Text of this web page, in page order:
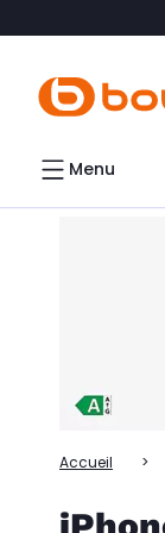
Accéder
Menu
Accueil